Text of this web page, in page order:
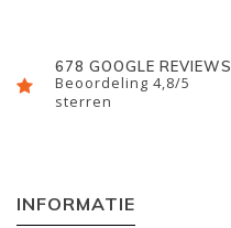
678 GOOGLE REVIEWS
Beoordeling 4,8/5
sterren
INFORMATIE